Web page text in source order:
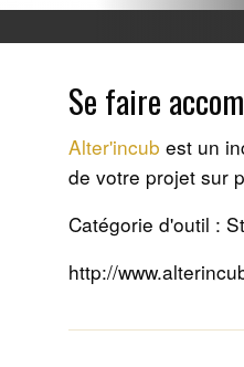
Se faire
Alter'incub est un
de votre projet sur
Catégorie d'outil :
http://